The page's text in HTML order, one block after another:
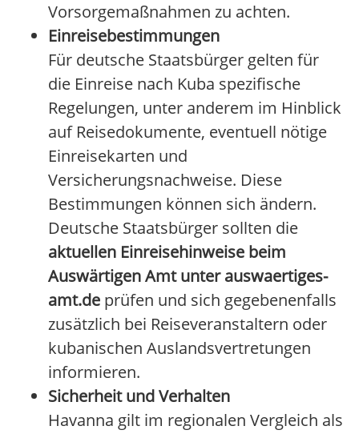
Vorsorgemaßnahmen zu achten.
Einreisebestimmungen
Für deutsche Staatsbürger gelten für
die Einreise nach Kuba spezifische
Regelungen, unter anderem im Hinblick
auf Reisedokumente, eventuell nötige
Einreisekarten und
Versicherungsnachweise. Diese
Bestimmungen können sich ändern.
Deutsche Staatsbürger sollten die
aktuellen Einreisehinweise beim
Auswärtigen Amt unter auswaertiges-
amt.de prüfen und sich gegebenenfalls
zusätzlich bei Reiseveranstaltern oder
kubanischen Auslandsvertretungen
informieren.
Sicherheit und Verhalten
Havanna gilt im regionalen Vergleich als